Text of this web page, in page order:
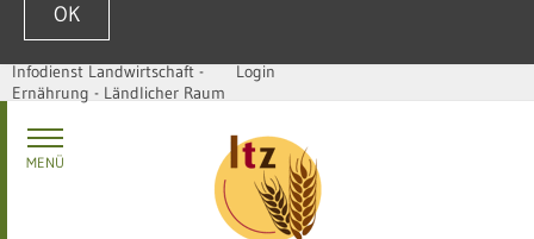
OK
Zum Inhalt springen
Infodienst Landwirtschaft -
Ernährung - Ländlicher Raum
Login
MENÜ